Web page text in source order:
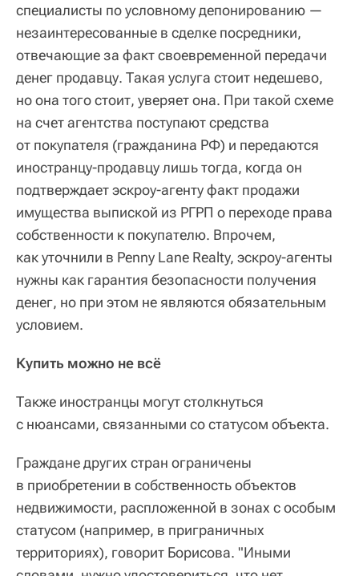
специалисты по условному депонированию —
незаинтересованные в сделке посредники,
отвечающие за факт своевременной передачи
денег продавцу. Такая услуга стоит недешево,
но она того стоит, уверяет она. При такой схеме
на счет агентства поступают средства
от покупателя (гражданина РФ) и передаются
иностранцу-продавцу лишь тогда, когда он
подтверждает эскроу-агенту факт продажи
имущества выпиской из РГРП о переходе права
собственности к покупателю. Впрочем,
как уточнили в Penny Lane Realty, эскроу-агенты
нужны как гарантия безопасности получения
денег, но при этом не являются обязательным
условием.
Купить можно не всё
Также иностранцы могут столкнуться
с нюансами, связанными со статусом объекта.
Граждане других стран ограничены
в приобретении в собственность объектов
недвижимости, распложенной в зонах с особым
статусом (например, в приграничных
территориях), говорит Борисова. "Иными